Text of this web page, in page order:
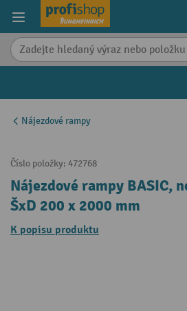
content
Nájezdové rampy
Číslo položky: 472768
Nájezdové rampy BASIC,
ŠxD 200 x 2000 mm
K popisu produktu